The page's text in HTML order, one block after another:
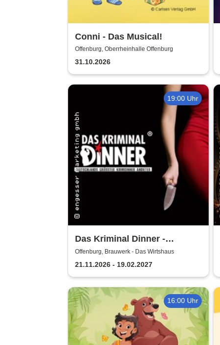
Conni - Das Musical!
Offenburg, Oberrheinhalle Offenburg
31.10.2026
19:00 Uhr
Das Kriminal Dinner -
Testament à la Carte
Offenburg, Brauwerk - Das Wirtshaus
21.11.2026 - 19.02.2027
16:00 Uhr